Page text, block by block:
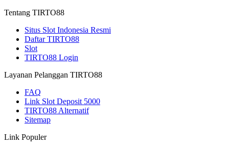
Tentang TIRTO88
Situs Slot Indonesia Resmi
Daftar TIRTO88
Slot
TIRTO88 Login
Layanan Pelanggan TIRTO88
FAQ
Link Slot Deposit 5000
TIRTO88 Alternatif
Sitemap
Link Populer